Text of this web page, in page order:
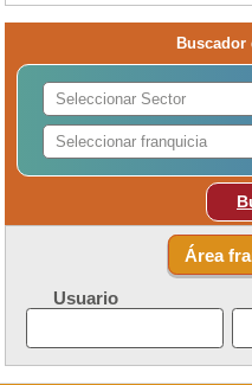
Buscador
Área
Usuario